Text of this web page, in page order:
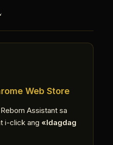
Web Store
Assistant sa
i-click ang «Idagdag